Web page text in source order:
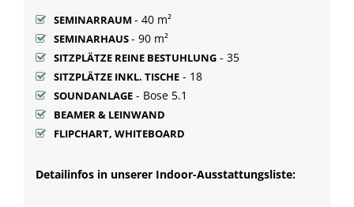
SEMINARRAUM- 40 m²
SEMINARHAUS- 90 m²
SITZPLÄTZE REINE BESTUHLUNG - 35
SITZPLÄTZE INKL. TISCHE - 18
SOUNDANLAGE - Bose 5.1
BEAMER & LEINWAND
FLIPCHART, WHITEBOARD
Detailinfos in unserer Indoor-Ausstattungsliste: